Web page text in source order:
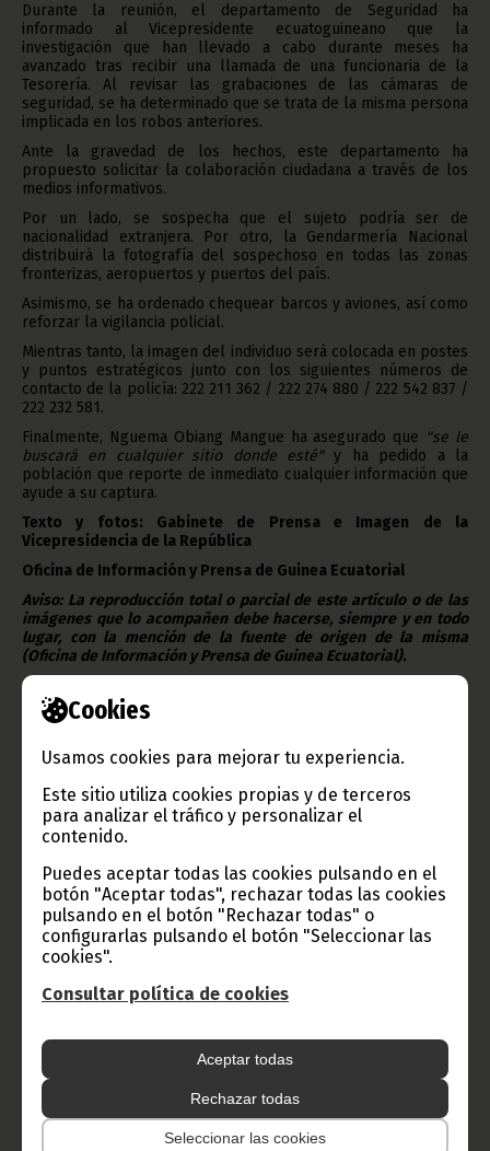
Cookies
Usamos cookies para mejorar tu experiencia.
Este sitio utiliza cookies propias y de terceros
para analizar el tráfico y personalizar el
contenido.
Puedes aceptar todas las cookies pulsando en el
botón "Aceptar todas", rechazar todas las cookies
pulsando en el botón "Rechazar todas" o
configurarlas pulsando el botón "Seleccionar las
cookies".
Consultar política de cookies
Aceptar todas
Rechazar todas
Seleccionar las cookies
Durante la reunión, el departamento de Seguridad ha
informado al Vicepresidente ecuatoguineano que la
investigación que han llevado a cabo durante meses ha
avanzado tras recibir una llamada de una funcionaria de la
Tesorería. Al revisar las grabaciones de las cámaras de
seguridad, se ha determinado que se trata de la misma persona
implicada en los robos anteriores.
Ante la gravedad de los hechos, este departamento ha
propuesto solicitar la colaboración ciudadana a través de los
medios informativos.
Por un lado, se sospecha que el sujeto podría ser de
nacionalidad extranjera. Por otro, la Gendarmería Nacional
distribuirá la fotografía del sospechoso en todas las zonas
fronterizas, aeropuertos y puertos del país.
Asimismo, se ha ordenado chequear barcos y aviones, así como
reforzar la vigilancia policial.
Mientras tanto, la imagen del individuo será colocada en postes
y puntos estratégicos junto con los siguientes números de
contacto de la policía: 222 211 362 / 222 274 880 / 222 542 837 /
222 232 581.
Finalmente, Nguema Obiang Mangue ha asegurado que "se le
buscará en cualquier sitio donde esté"y ha pedido a la
población que reporte de inmediato cualquier información que
ayude a su captura.
Texto y fotos: Gabinete de Prensa e Imagen de la
Vicepresidencia de la República
Oficina de Información y Prensa de Guinea Ecuatorial
Aviso: La reproducción total o parcial de este artículo o de las
imágenes que lo acompañen debe hacerse, siempre y en todo
lugar, con la mención de la fuente de origen de la misma
(Oficina de Información y Prensa de Guinea Ecuatorial).
Gobierno e Instituciones
Información de Guinea Ecuatorial
TVGE
Ecuatorial
Haz click aquí para escuchar ahora